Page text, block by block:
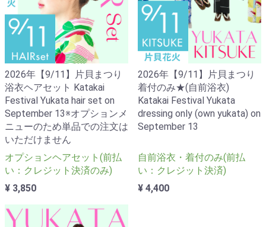
2026年【9/11】片貝まつり
浴衣ヘアセット Katakai
Festival Yukata hair set on
September 13※オプションメ
ニューのため単品での注文は
いただけません
オプションヘアセット(前払
い：クレジット決済のみ)
¥ 3,850
2026年【9/11】片貝まつり
着付のみ★(自前浴衣)
Katakai Festival Yukata
dressing only (own yukata) on
September 13
自前浴衣・着付のみ(前払
い：クレジット決済)
¥ 4,400